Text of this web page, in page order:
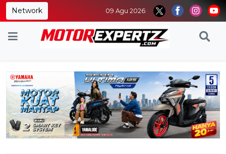
Network 09 Agu 2026